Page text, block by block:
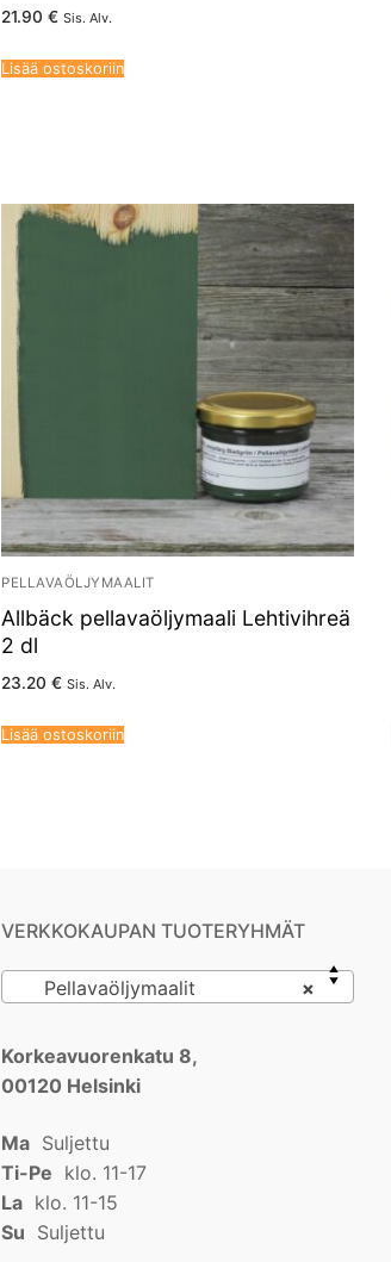
21.90 € Sis. Alv.
Lisää ostoskoriin
PELLAVAÖLJYMAALIT
Allbäck pellavaöljymaali Lehtivihreä
2 dl
23.20 € Sis. Alv.
Lisää ostoskoriin
VERKKOKAUPAN TUOTERYHMÄT
×
Pellavaöljymaalit
Korkeavuorenkatu 8,
00120 Helsinki
Ma Suljettu
Ti-Pe klo. 11-17
La klo. 11-15
Su Suljettu